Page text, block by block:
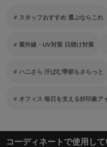
スタッフおすすめ 選ぶならこれ
紫外線・UV対策 日焼け対策
ハニさら 汗ばむ季節もさらっと
オフィス 毎日を支える好印象ア
コーディネートで使用し